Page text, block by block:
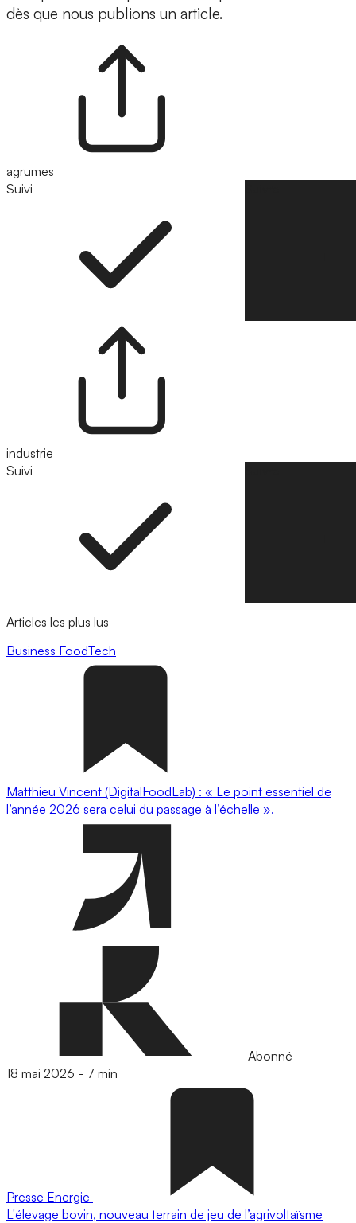
dès que nous publions un article.
agrumes
Suivi
industrie
Suivi
Articles les plus lus
Business FoodTech
Matthieu Vincent (DigitalFoodLab) : « Le point essentiel de
l’année 2026 sera celui du passage à l’échelle ».
Abonné
18 mai 2026 - 7 min
Presse Energie
L'élevage bovin, nouveau terrain de jeu de l’agrivoltaïsme